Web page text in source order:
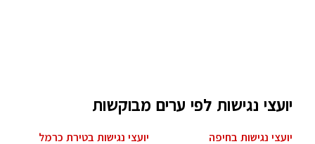
יועצי נגישות לפי ערים מבוקשות
יועצי נגישות בחיפה
יועצי נגישות בטירת כרמל